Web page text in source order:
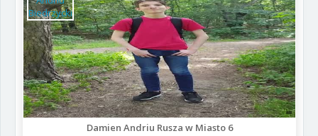
Damien Andriu Rusza w Miasto 6